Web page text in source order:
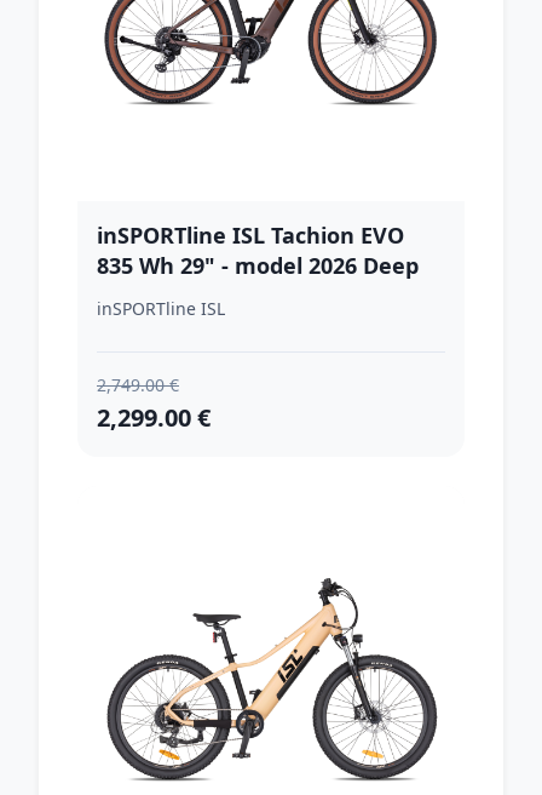
inSPORTline ISL Tachion EVO
835 Wh 29" - model 2026 Deep
Coffee - L (19", 165-180 cm)
inSPORTline ISL
2,749.00 €
2,299.00 €